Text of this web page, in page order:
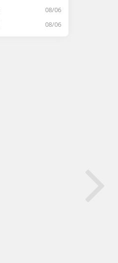
08/06
08/06